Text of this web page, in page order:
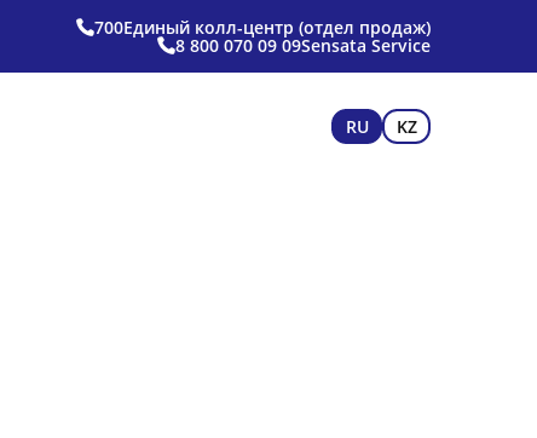
700Единый колл-центр (отдел продаж)
8 800 070 09 09Sensata Service
RU KZ